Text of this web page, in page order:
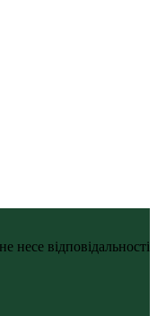
несе відповідальності